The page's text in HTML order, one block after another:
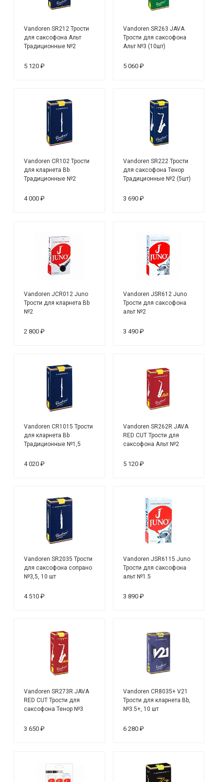
Vandoren SR212 Трости
для саксофона Альт
Традиционные №2
5 120 ₽
Vandoren SR263 JAVA
Трости для саксофона
Альт №3 (10шт)
5 060 ₽
Vandoren CR102 Трости
для кларнета Bb
Традиционные №2
4 000 ₽
Vandoren SR222 Трости
для саксофона Тенор
Традиционные №2 (5шт)
3 690 ₽
Vandoren JCR012 Juno
Трости для кларнета Bb
№2
2 800 ₽
Vandoren JSR612 Juno
Трости для саксофона
альт №2
3 490 ₽
Vandoren CR1015 Трости
для кларнета Bb
Традиционные №1,5
4 020 ₽
Vandoren SR262R JAVA
RED CUT Трости для
саксофона Альт №2
5 120 ₽
Vandoren SR2035 Трости
для саксофона сопрано
№3,5, 10 шт
4 510 ₽
Vandoren JSR6115 Juno
Трости для саксофона
альт №1.5
3 890 ₽
Vandoren SR273R JAVA
RED CUT Трости для
саксофона Тенор №3
3 650 ₽
Vandoren CR8035+ V21
Трости для кларнета Bb,
№3.5+, 10 шт
6 280 ₽